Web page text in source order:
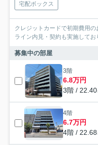
宅配ボックス
クレジットカードで初期費用
ライン内見・契約も実施して
募集中の部屋
3階
6.8万円
3階 /
4階
6.7万円
4階 /